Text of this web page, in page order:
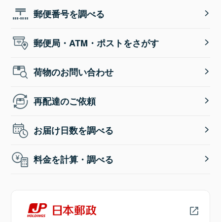
郵便番号を調べる
郵便局・ATM・ポストをさがす
荷物のお問い合わせ
再配達のご依頼
お届け日数を調べる
料金を計算・調べる